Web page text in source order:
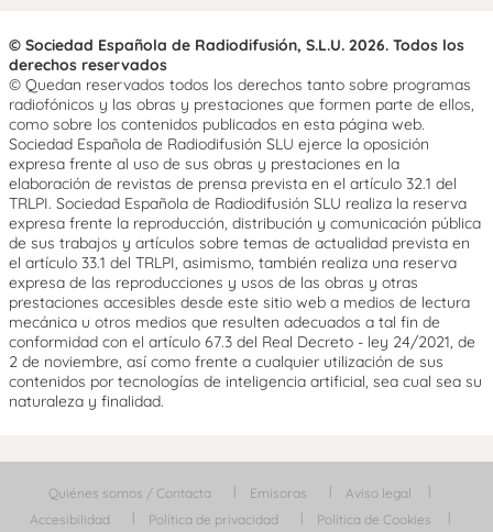
© Sociedad Española de Radiodifusión, S.L.U. 2026. Todos los
derechos reservados
© Quedan reservados todos los derechos tanto sobre programas
radiofónicos y las obras y prestaciones que formen parte de ellos,
como sobre los contenidos publicados en esta página web.
Sociedad Española de Radiodifusión SLU ejerce la oposición
expresa frente al uso de sus obras y prestaciones en la
elaboración de revistas de prensa prevista en el artículo 32.1 del
TRLPI. Sociedad Española de Radiodifusión SLU realiza la reserva
expresa frente la reproducción, distribución y comunicación pública
de sus trabajos y artículos sobre temas de actualidad prevista en
el artículo 33.1 del TRLPI, asimismo, también realiza una reserva
expresa de las reproducciones y usos de las obras y otras
prestaciones accesibles desde este sitio web a medios de lectura
mecánica u otros medios que resulten adecuados a tal fin de
conformidad con el artículo 67.3 del Real Decreto - ley 24/2021, de
2 de noviembre, así como frente a cualquier utilización de sus
contenidos por tecnologías de inteligencia artificial, sea cual sea su
naturaleza y finalidad.
Quiénes somos / Contacta Emisoras
Aviso legal
Accesibilidad
Política de privacidad Política de Cookies